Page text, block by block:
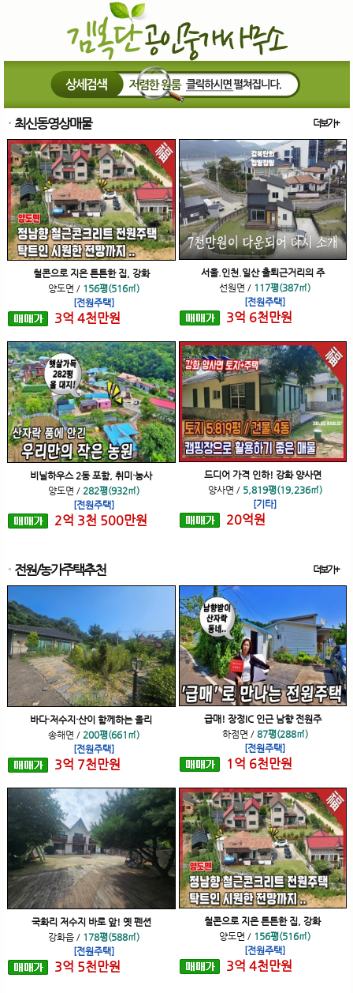
최신동영상매물 더보기+
철콘으로 지은 튼튼한 집, 강화
양도면 / 156평(516㎡)
[전원주택]
3억 4천만원
서울.인천.일산 출퇴근거리의 주
선원면 / 117평(387㎡)
[전원주택]
3억 6천만원
비닐하우스 2동 포함, 취미·농사
양도면 / 282평(932㎡)
[전원주택]
2억 3천 500만원
드디어 가격 인하! 강화 양사면
양사면 / 5,819평(19,236㎡)
[기타]
20억원
전원/농가주택추천 더보기+
바다·저수지·산이 함께하는 올리
송해면 / 200평(661㎡)
[전원주택]
3억 7천만원
급매! 장정IC 인근 남향 전원주
하점면 / 87평(288㎡)
[전원주택]
1 억 6천만원
국화리 저수지 바로 앞! 옛 펜션
강화읍/ 178평(588㎡)
[전원주택]
3억 5천만원
철콘으로 지은 튼튼한 집, 강화
양도면 / 156평(516㎡)
[전원주택]
3억 4천만원